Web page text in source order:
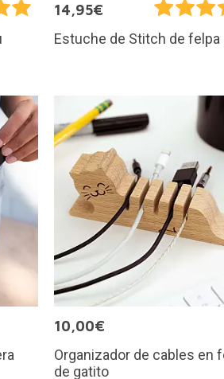
14,95€
Estuche de Stitch de felpa
10,00€
Organizador de cables en
de gatito